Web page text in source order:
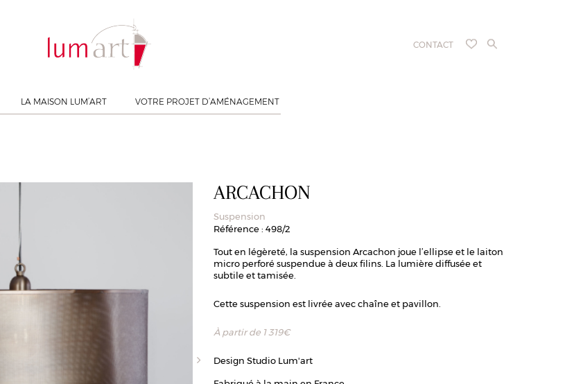
CONTACT
LA MAISON LUM’ART VOTRE PROJET D’AMÉNAGEMENT
ARCACHON
Suspension
Référence : 498/2
Tout en légèreté, la suspension Arcachon joue l’ellipse et le laiton
micro perforé suspendue à deux filins. La lumière diffusée et
subtile et tamisée.
Cette suspension est livrée avec chaîne et pavillon.
À partir de 1 319€
Design Studio Lum'art